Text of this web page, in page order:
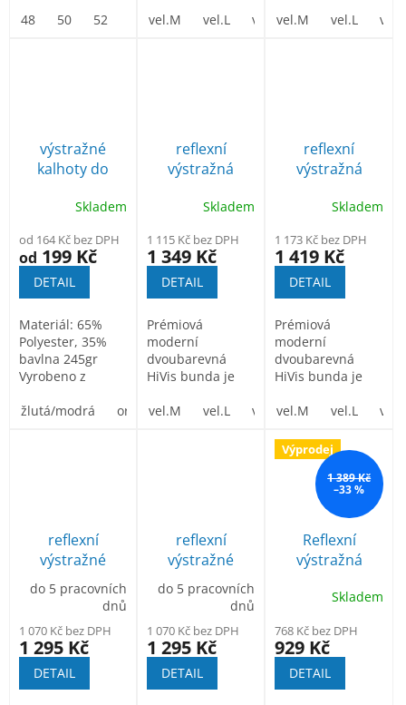
48
50 52 56 58 60 62
háček a očko...
vel.M vel.L vel.XL vel. XXL vel.
háček a očko...
vel.M vel.L
výstražné
kalhoty do
oranžové
Skladem
od 164 Kč bez DPH
od 199 Kč
DETAIL
Materiál: 65%
Polyester, 35%
bavlna 245gr
Vyrobeno z
dlouhou
žlutá/modrá oranžová/modrá
reflexní
výstražná
blůza T500
Skladem
1 115 Kč bez DPH
1 349 Kč
DETAIL
Prémiová
moderní
dvoubarevná
HiVis bunda je
praktická. V horní
vel.M vel.L vel.XL vel. XXL vel.
reflexní
výstražná
blůza T500
Skladem
1 173 Kč bez DPH
1 419 Kč
DETAIL
Prémiová
moderní
dvoubarevná
HiVis bunda je
praktická. V horní
vel.M vel.L
reflexní
výstražné
kalhoty do
pasu T501
do 5 pracovních
dnů
1 070 Kč bez DPH
1 295 Kč
DETAIL
reflexní
výstražné
kalhoty do
pasu T501 žluté
do 5 pracovních
dnů
1 070 Kč bez DPH
1 295 Kč
DETAIL
Výprodej
1 389 Kč
–33 %
Reflexní
výstražná
Skladem
768 Kč bez DPH
929 Kč
DETAIL